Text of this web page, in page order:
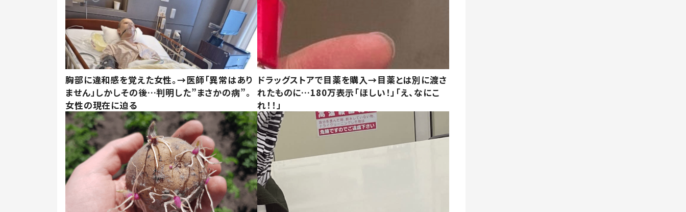
胸部に違和感を覚えた女性。→医師「異常はあり
ません」しかしその後…判明した”まさかの病”。
女性の現在に迫る
ドラッグストアで目薬を購入→目薬とは別に渡さ
れたものに…180万表示「ほしい！」「え、なにこ
れ！！」